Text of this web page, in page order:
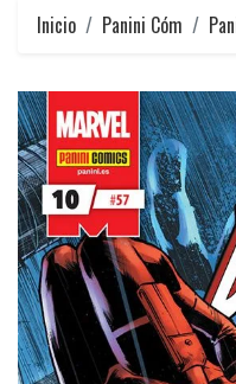
Inicio Panini Cóm